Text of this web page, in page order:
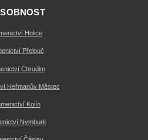
Holice
Přelouč
Chrudim
Heřmanův Městec
Kolín
Nymburk